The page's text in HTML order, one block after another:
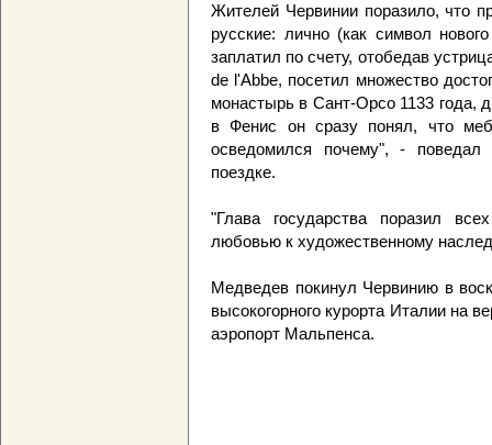
Жителей Червинии поразило, что
русские: лично (как символ
заплатил по счету, отобедав
de l'Abbe, посетил множество
монастырь в Сант-Орсо 1133 года,
в Фенис он сразу понял, что
осведомился почему", - поведал
поездке.
"Глава государства поразил
любовью к художественному
Медведев покинул Червинию в
высокогорного курорта Италии на
аэропорт Мальпенса.